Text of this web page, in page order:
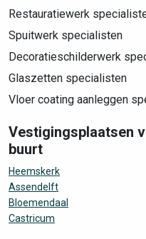
Restauratiewerk
Spuitwerk specialisten
Decoratieschilderwerk
Glaszetten specialisten
Vloer coating aanleggen
Vestigingsplaatsen
buurt
Heemskerk
Assendelft
Bloemendaal
Castricum